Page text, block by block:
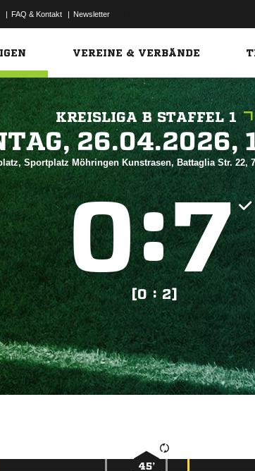
| FAQ & Kontakt | Newsletter
VEREINE & VERBÄNDE
KREISLIGA B STAFFEL 1

Sportplatz Möhringen Kunstrasen, Battaglia Str. 22,
:
[0 : 2]
45’